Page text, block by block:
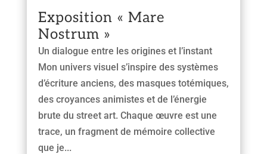
Exposition « Mare
Nostrum »
Un dialogue entre les origines et l’instant
Mon univers visuel s’inspire des systèmes
d’écriture anciens, des masques totémiques,
des croyances animistes et de l’énergie
brute du street art. Chaque œuvre est une
trace, un fragment de mémoire collective
que je...